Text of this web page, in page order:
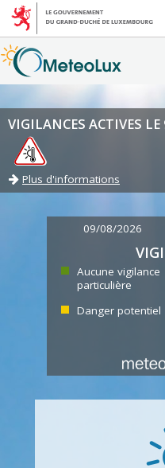
VIGILANCES ACTIVES LE
Plus d'informations
09/08/2026
Aucune vigilance
particulière
Danger potentiel